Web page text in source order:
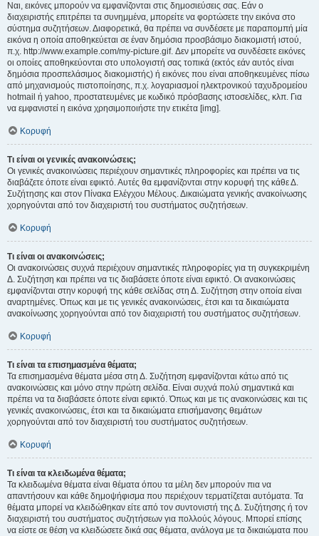
Ναι, εικόνες μπορούν να εμφανίζονται στις δημοσιεύσεις σας. Εάν ο
διαχειριστής επιτρέπει τα συνημμένα, μπορείτε να φορτώσετε την εικόνα στο
σύστημα συζητήσεων. Διαφορετικά, θα πρέπει να συνδέσετε με παραπομπή μία
εικόνα η οποία αποθηκεύεται σε έναν δημόσια προσβάσιμο διακομιστή ιστού,
π.χ. http://www.example.com/my-picture.gif. Δεν μπορείτε να συνδέσετε εικόνες
οι οποίες αποθηκεύονται στο υπολογιστή σας τοπικά (εκτός εάν αυτός είναι
δημόσια προσπελάσιμος διακομιστής) ή εικόνες που είναι αποθηκευμένες πίσω
από μηχανισμούς πιστοποίησης, π.χ. λογαριασμοί ηλεκτρονικού ταχυδρομείου
hotmail ή yahoo, προστατευμένες με κωδικό πρόσβασης ιστοσελίδες, κλπ. Για
να εμφανιστεί η εικόνα χρησιμοποιήστε την ετικέτα [img].
Κορυφή
Τι είναι οι γενικές ανακοινώσεις;
Οι γενικές ανακοινώσεις περιέχουν σημαντικές πληροφορίες και πρέπει να τις
διαβάζετε όποτε είναι εφικτό. Αυτές θα εμφανίζονται στην κορυφή της κάθε Δ.
Συζήτησης και στον Πίνακα Ελέγχου Μέλους. Δικαιώματα γενικής ανακοίνωσης
χορηγούνται από τον διαχειριστή του συστήματος συζητήσεων.
Κορυφή
Τι είναι οι ανακοινώσεις;
Οι ανακοινώσεις συχνά περιέχουν σημαντικές πληροφορίες για τη συγκεκριμένη
Δ. Συζήτηση και πρέπει να τις διαβάσετε όποτε είναι εφικτό. Οι ανακοινώσεις
εμφανίζονται στην κορυφή της κάθε σελίδας στη Δ. Συζήτηση στην οποία είναι
αναρτημένες. Όπως και με τις γενικές ανακοινώσεις, έτσι και τα δικαιώματα
ανακοίνωσης χορηγούνται από τον διαχειριστή του συστήματος συζητήσεων.
Κορυφή
Τι είναι τα επισημασμένα θέματα;
Τα επισημασμένα θέματα μέσα στη Δ. Συζήτηση εμφανίζονται κάτω από τις
ανακοινώσεις και μόνο στην πρώτη σελίδα. Είναι συχνά πολύ σημαντικά και
πρέπει να τα διαβάσετε όποτε είναι εφικτό. Όπως και με τις ανακοινώσεις και τις
γενικές ανακοινώσεις, έτσι και τα δικαιώματα επισήμανσης θεμάτων
χορηγούνται από τον διαχειριστή του συστήματος συζητήσεων.
Κορυφή
Τι είναι τα κλειδωμένα θέματα;
Τα κλειδωμένα θέματα είναι θέματα όπου τα μέλη δεν μπορούν πια να
απαντήσουν και κάθε δημοψήφισμα που περιέχουν τερματίζεται αυτόματα. Τα
θέματα μπορεί να κλειδώθηκαν είτε από τον συντονιστή της Δ. Συζήτησης ή τον
διαχειριστή του συστήματος συζητήσεων για πολλούς λόγους. Μπορεί επίσης
να είστε σε θέση να κλειδώσετε δικά σας θέματα, ανάλογα με τα δικαιώματα που